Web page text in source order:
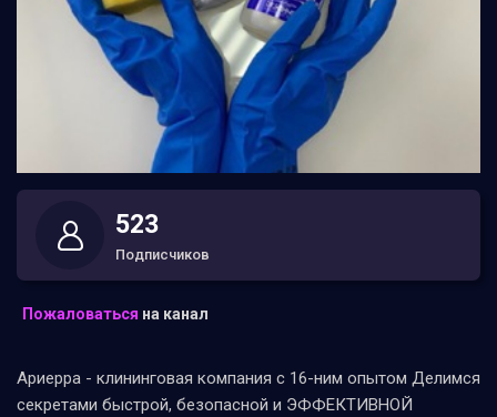
523
Подписчиков
Пожаловаться на канал
Ариерра - клининговая компания с 16-ним опытом Делимся
секретами быстрой, безопасной и ЭФФЕКТИВНОЙ